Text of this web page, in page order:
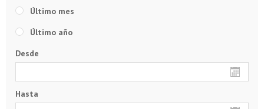
Último mes
Último año
Desde
Hasta